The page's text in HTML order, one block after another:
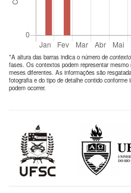
*A altura das barras indica o número de
fases. Os contextos podem representar
meses diferentes. As informações são
fotografia e do tipo de detalhe contido
podem ocorrer.